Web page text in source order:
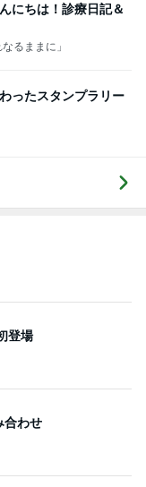
にちは！診療日記＆
るままに」
ったスタンプラリー
登場
合わせ